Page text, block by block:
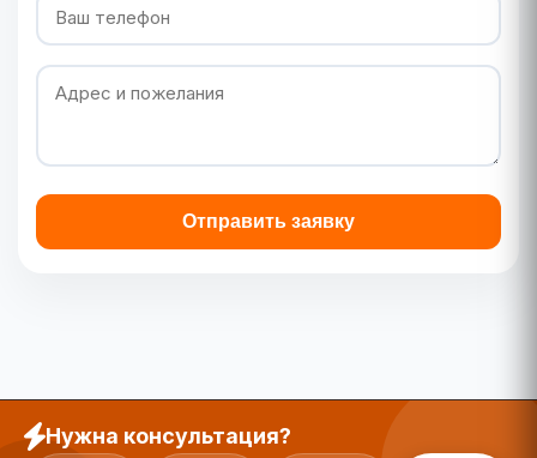
Отправить заявку
Нужна консультация?